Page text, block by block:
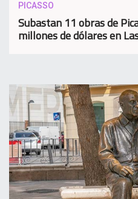
PICASSO
Subastan 11 obras de
millones de dólares en